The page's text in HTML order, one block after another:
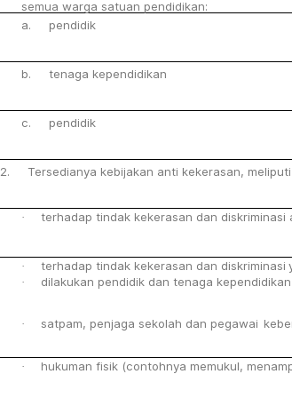
semua warga satuan pendidikan:
a. pendidik
b. tenaga kependidikan
c. pendidik
2. Tersedianya kebijakan anti kekerasan, meliputi
· terhadap tindak kekerasan dan diskriminasi
· terhadap tindak kekerasan dan diskriminasi
· dilakukan pendidik dan tenaga kependidikan
· satpam, penjaga sekolah dan pegawai
· hukuman fisik (contohnya memukul,